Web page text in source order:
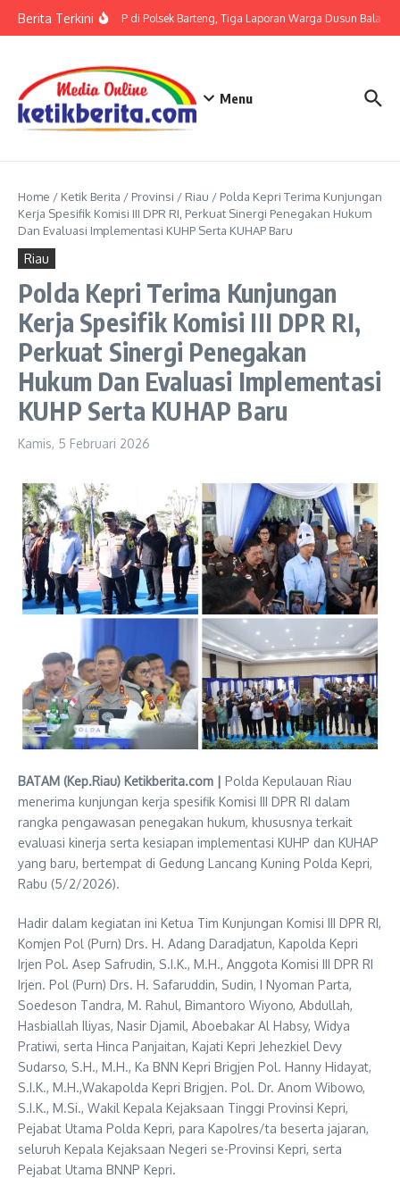
Berita TerkiniTerkait LP di Polsek Barteng, Tiga Laporan Warga Dusun Balaka
Menu
Home / Ketik Berita / Provinsi / Riau / Polda Kepri Terima Kunjungan
Kerja Spesifik Komisi III DPR RI, Perkuat Sinergi Penegakan Hukum
Dan Evaluasi Implementasi KUHP Serta KUHAP Baru
Riau
Polda Kepri Terima Kunjungan
Kerja Spesifik Komisi III DPR RI,
Perkuat Sinergi Penegakan
Hukum Dan Evaluasi Implementasi
KUHP Serta KUHAP Baru
Kamis, 5 Februari 2026
BATAM (Kep.Riau) Ketikberita.com | Polda Kepulauan Riau
menerima kunjungan kerja spesifik Komisi III DPR RI dalam
rangka pengawasan penegakan hukum, khususnya terkait
evaluasi kinerja serta kesiapan implementasi KUHP dan KUHAP
yang baru, bertempat di Gedung Lancang Kuning Polda Kepri,
Rabu (5/2/2026).
Hadir dalam kegiatan ini Ketua Tim Kunjungan Komisi III DPR RI,
Komjen Pol (Purn) Drs. H. Adang Daradjatun, Kapolda Kepri
Irjen Pol. Asep Safrudin, S.I.K., M.H., Anggota Komisi III DPR RI
Irjen. Pol (Purn) Drs. H. Safaruddin, Sudin, I Nyoman Parta,
Soedeson Tandra, M. Rahul, Bimantoro Wiyono, Abdullah,
Hasbiallah Iliyas, Nasir Djamil, Aboebakar Al Habsy, Widya
Pratiwi, serta Hinca Panjaitan, Kajati Kepri Jehezkiel Devy
Sudarso, S.H., M.H., Ka BNN Kepri Brigjen Pol. Hanny Hidayat,
S.I.K., M.H.,Wakapolda Kepri Brigjen. Pol. Dr. Anom Wibowo,
S.I.K., M.Si., Wakil Kepala Kejaksaan Tinggi Provinsi Kepri,
Pejabat Utama Polda Kepri, para Kapolres/ta beserta jajaran,
seluruh Kepala Kejaksaan Negeri se-Provinsi Kepri, serta
Pejabat Utama BNNP Kepri.